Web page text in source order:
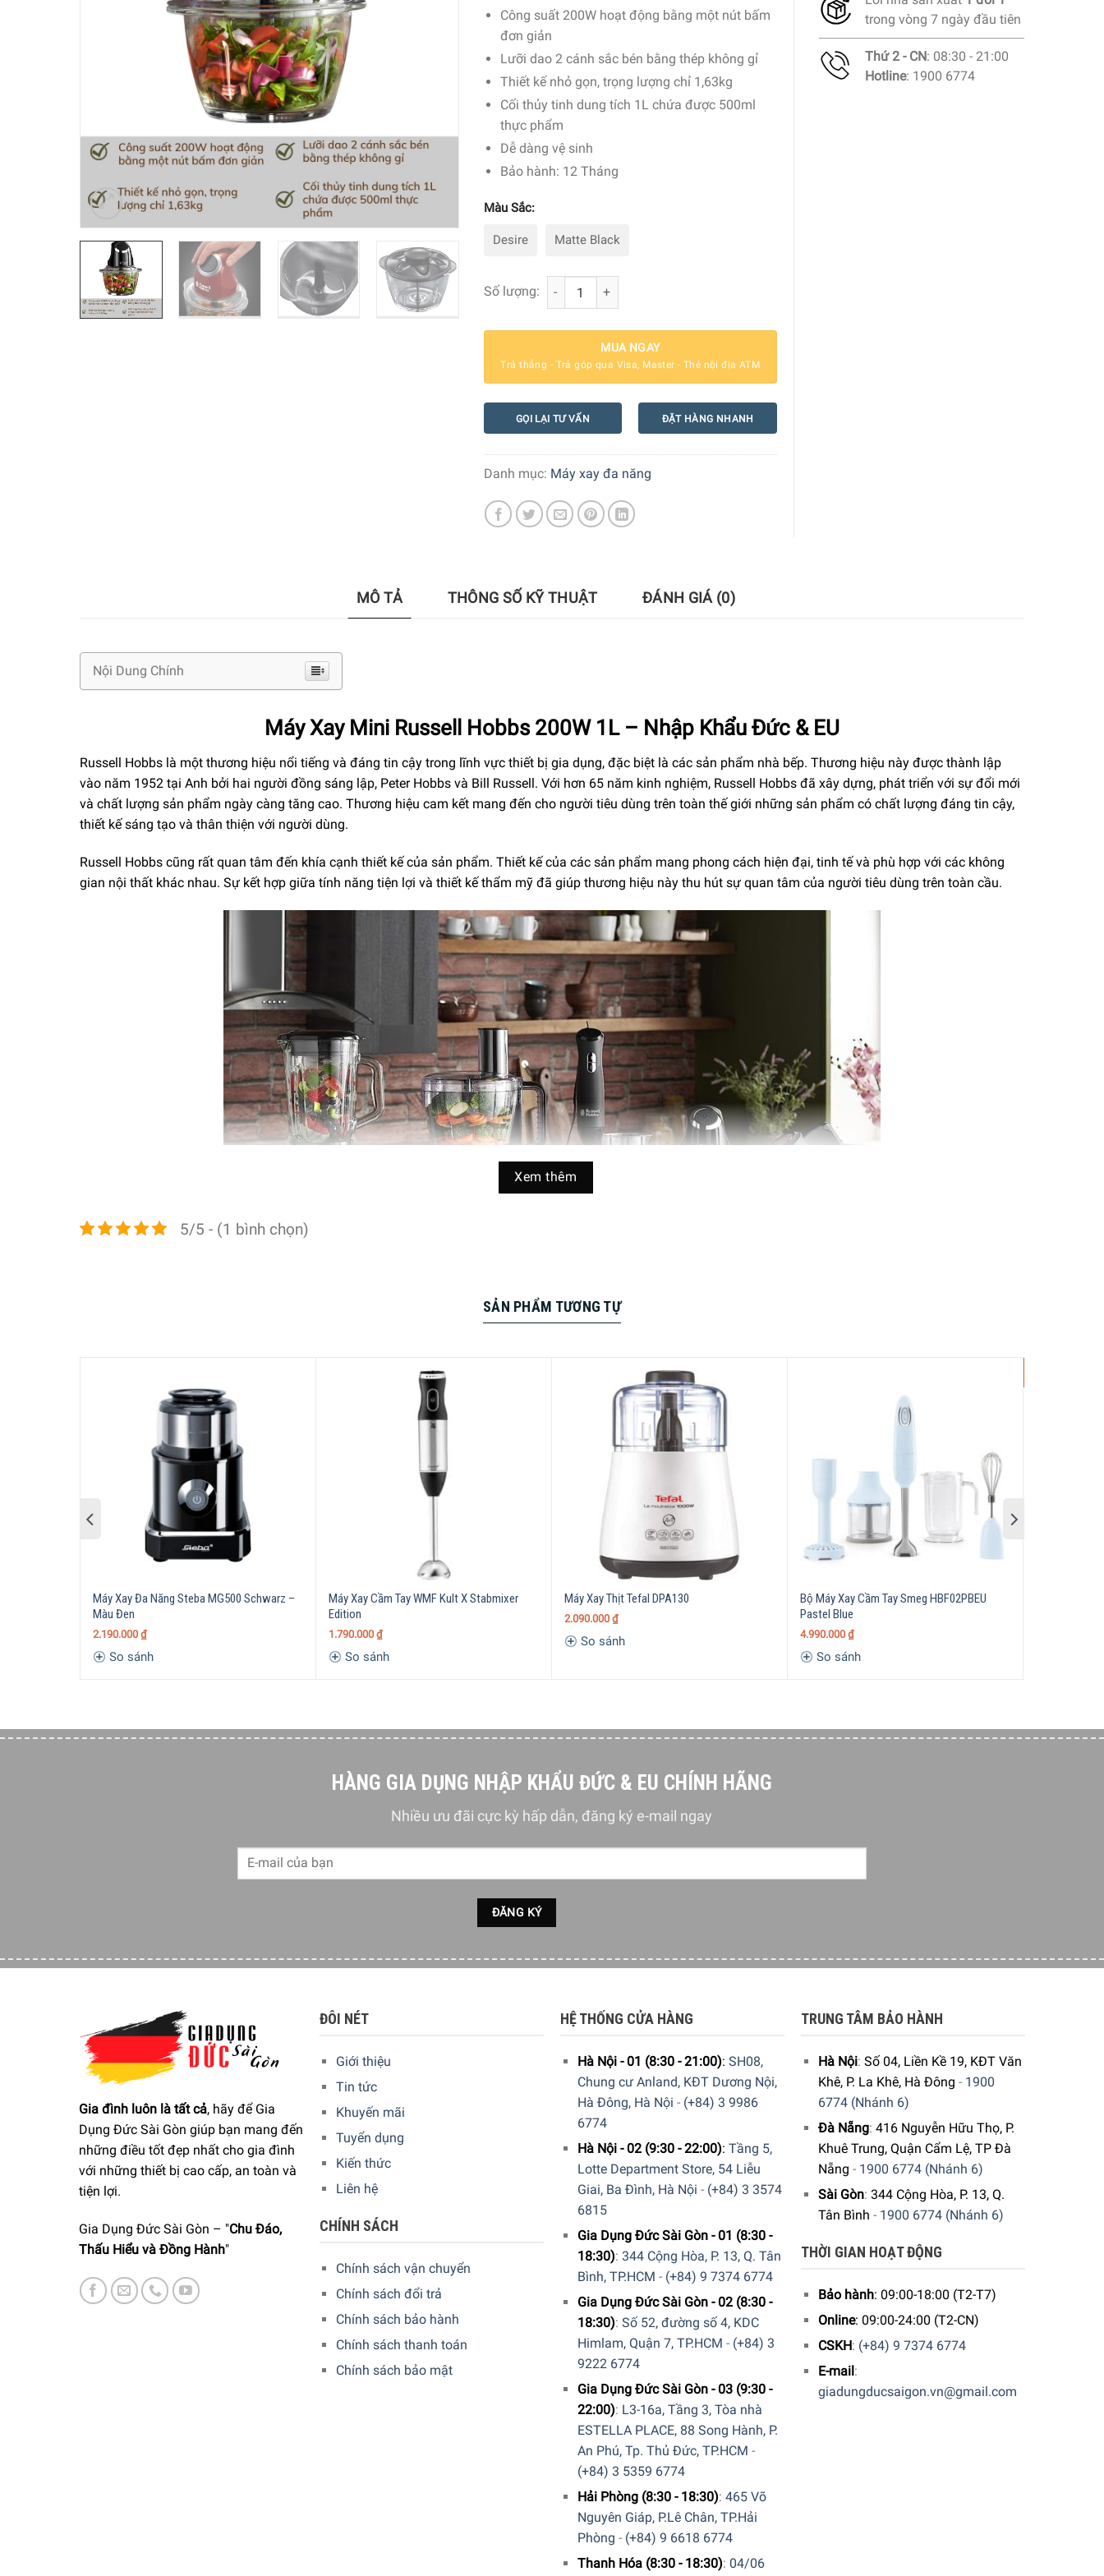
Công suất 200W hoạt động bằng một nút bấm
đơn giản
Lưỡi dao 2 cánh sắc bén bằng thép không gỉ
Thiết kế nhỏ gọn, trọng lượng chỉ 1,63kg
Cối thủy tinh dung tích 1L chứa được 500ml
thực phẩm
Dễ dàng vệ sinh
Bảo hành: 12 Tháng
Màu Sắc:
Desire Matte Black
Số lượng: Máy Xay Mini Russell Hobbs 200W 1L số lượng
MUA NGAY
Trả thẳng - Trả góp qua Visa, Master - Thẻ nội địa ATM
GỌI LẠI TƯ VẤN ĐẶT HÀNG NHANH
Danh mục: Máy xay đa năng
trong vòng 7 ngày đầu tiên
Thứ 2 - CN: 08:30 - 21:00
Hotline: 1900 6774
MÔ TẢ THÔNG SỐ KỸ THUẬT ĐÁNH GIÁ (0)
Nội Dung Chính
Máy Xay Mini Russell Hobbs 200W 1L – Nhập Khẩu Đức & EU
Russell Hobbs là một thương hiệu nổi tiếng và đáng tin cậy trong lĩnh vực thiết bị gia dụng, đặc biệt là các sản phẩm nhà bếp. Thương hiệu này được thành lập
vào năm 1952 tại Anh bởi hai người đồng sáng lập, Peter Hobbs và Bill Russell. Với hơn 65 năm kinh nghiệm, Russell Hobbs đã xây dựng, phát triển với sự đổi mới
và chất lượng sản phẩm ngày càng tăng cao. Thương hiệu cam kết mang đến cho người tiêu dùng trên toàn thế giới những sản phẩm có chất lượng đáng tin cậy,
thiết kế sáng tạo và thân thiện với người dùng.
Russell Hobbs cũng rất quan tâm đến khía cạnh thiết kế của sản phẩm. Thiết kế của các sản phẩm mang phong cách hiện đại, tinh tế và phù hợp với các không
gian nội thất khác nhau. Sự kết hợp giữa tính năng tiện lợi và thiết kế thẩm mỹ đã giúp thương hiệu này thu hút sự quan tâm của người tiêu dùng trên toàn cầu.
Bạn đang tìm kiếm một chiếc máy xay nhỏ gọn nhưng đáng tin cậy để thực hiện các công việc băm xay trong bếp hàng ngày? Máy xay mini Russell Hobbs 200W
1L là một sự lựa chọn tuyệt vời, đáp ứng hoàn hảo nhu cầu trên. Với công suất 200W mạnh mẽ và dung tích 1L, máy xay này cho phép bạn xay thực phẩm một
cách nhanh chóng và dễ dàng. Đặc biệt, các bộ phận của máy còn có thể tháo rời, dễ dàng và thuận tiện cho việc vệ sinh hàng ngày, giúp bạn tiết kiệm thời gian và
Công suất mạnh mẽ
Với công suất 200W, chiếc máy xay mini này đủ mạnh để xay nhuyễn hàng loạt nguyên liệu, từ rau tươi, trái cây cho đến hạt và gia vị một cách dễ dàng.
Không cắt thực phẩm thành những khối lớn – tối đa 18mm2. Không chạy động cơ liên tục trong hơn 1 phút, nếu không động cơ có thể bị quá nóng. Sau 1 phút,
hãy tắt máy trong ít nhất 3 phút để động cơ nguội đi.
Xem thêm
5/5 - (1 bình chọn)
SẢN PHẨM TƯƠNG TỰ
Máy Xay Đa Năng Steba MG500 Schwarz –
Màu Đen
2.190.000 ₫
So sánh
Máy Xay Cầm Tay WMF Kult X Stabmixer
Edition
1.790.000 ₫
So sánh
Máy Xay Thịt Tefal DPA130
2.090.000 ₫
So sánh
Bộ Máy Xay Cầm Tay Smeg HBF02PBEU
Pastel Blue
4.990.000 ₫
So sánh
HÀNG GIA DỤNG NHẬP KHẨU ĐỨC & EU CHÍNH HÃNG
Nhiều ưu đãi cực kỳ hấp dẫn, đăng ký e-mail ngay
Gia đình luôn là tất cả, hãy để Gia
Dụng Đức Sài Gòn giúp bạn mang đến
những điều tốt đẹp nhất cho gia đình
với những thiết bị cao cấp, an toàn và
tiện lợi.
Gia Dụng Đức Sài Gòn – "Chu Đáo,
Thấu Hiểu và Đồng Hành"
ĐÔI NÉT
Giới thiệu
Tin tức
Khuyến mãi
Tuyển dụng
Kiến thức
Liên hệ
CHÍNH SÁCH
Chính sách vận chuyển
Chính sách đổi trả
Chính sách bảo hành
Chính sách thanh toán
Chính sách bảo mật
HỆ THỐNG CỬA HÀNG
Hà Nội - 01 (8:30 - 21:00): SH08,
Chung cư Anland, KĐT Dương Nội,
Hà Đông, Hà Nội - (+84) 3 9986
6774
Hà Nội - 02 (9:30 - 22:00): Tầng 5,
Lotte Department Store, 54 Liễu
Giai, Ba Đình, Hà Nội - (+84) 3 3574
6815
Gia Dụng Đức Sài Gòn - 01 (8:30 -
18:30): 344 Cộng Hòa, P. 13, Q. Tân
Bình, TP.HCM - (+84) 9 7374 6774
Gia Dụng Đức Sài Gòn - 02 (8:30 -
18:30): Số 52, đường số 4, KDC
Himlam, Quận 7, TP.HCM - (+84) 3
9222 6774
Gia Dụng Đức Sài Gòn - 03 (9:30 -
22:00): L3-16a, Tầng 3, Tòa nhà
ESTELLA PLACE, 88 Song Hành, P.
An Phú, Tp. Thủ Đức, TP.HCM -
(+84) 3 5359 6774
Hải Phòng (8:30 - 18:30): 465 Võ
Nguyên Giáp, P.Lê Chân, TP.Hải
Phòng - (+84) 9 6618 6774
Thanh Hóa (8:30 - 18:30): 04/06
TRUNG TÂM BẢO HÀNH
Hà Nội: Số 04, Liền Kề 19, KĐT Văn
Khê, P. La Khê, Hà Đông - 1900
6774 (Nhánh 6)
Đà Nẵng: 416 Nguyễn Hữu Thọ, P.
Khuê Trung, Quận Cẩm Lệ, TP Đà
Nẵng - 1900 6774 (Nhánh 6)
Sài Gòn: 344 Cộng Hòa, P. 13, Q.
Tân Bình - 1900 6774 (Nhánh 6)
THỜI GIAN HOẠT ĐỘNG
Bảo hành: 09:00-18:00 (T2-T7)
Online: 09:00-24:00 (T2-CN)
CSKH: (+84) 9 7374 6774
E-mail:
giadungducsaigon.vn@gmail.com